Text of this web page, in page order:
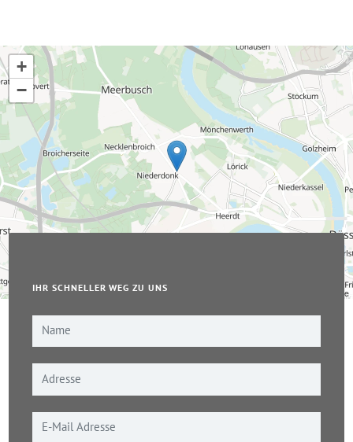
+
−
© OpenStreetMap-Mitwirkende
IHR SCHNELLER WEG ZU UNS